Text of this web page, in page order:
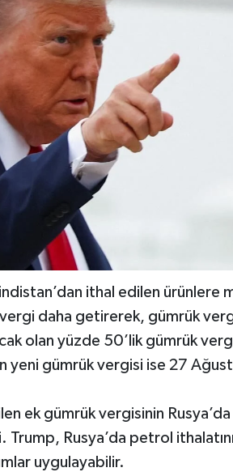
ithal edilen ürünlere
daha getirerek, gümrük
olan yüzde 50’lik gümrük
yeni gümrük vergisi ise 27
ek gümrük vergisinin
Trump, Rusya’da petrol
uygulayabilir.